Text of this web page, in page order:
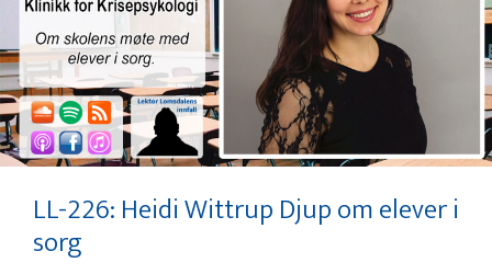
LL-226: Heidi Wittrup Djup om elever i
sorg